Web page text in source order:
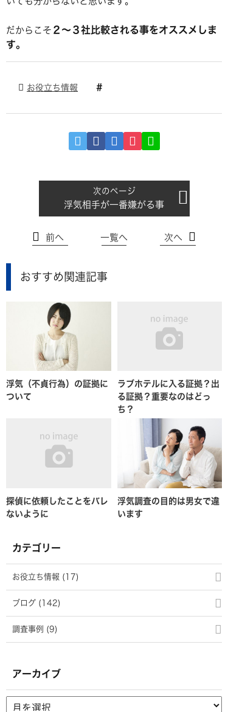
だからこそ ２～３社比較される事をオススメしま
す。
お役立ち情報
浮気相手が一番嫌がる事
前へ 一覧へ 次へ
おすすめ関連記事
浮気（不貞行為）の証拠に
ついて
ラブホテルに入る証拠？出
る証拠？重要なのはどっ
ち？
探偵に依頼したことをバレ
ないように
浮気調査の目的は男女で違
います
カテゴリー
お役立ち情報 (17)
ブログ (142)
調査事例 (9)
アーカイブ